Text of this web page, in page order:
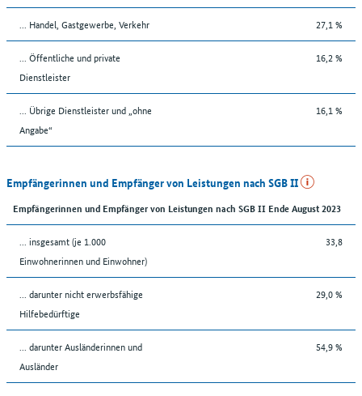
... Handel, Gastgewerbe, Verkehr 27,1 %
... Öffentliche und private
Dienstleister
16,2 %
... Übrige Dienstleister und „ohne
Angabe“
16,1 %
Empfängerinnen und Empfänger von Leistungen nach SGB II
Empfängerinnen und Empfänger von Leistungen nach SGB II Ende August 2023
... insgesamt (je 1.000
Einwohnerinnen und Einwohner)
33,8
... darunter nicht erwerbsfähige
Hilfebedürftige
29,0 %
... darunter Ausländerinnen und
Ausländer
54,9 %